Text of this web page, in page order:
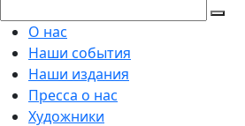
О нас
Наши события
Наши издания
Пресса о нас
Художники